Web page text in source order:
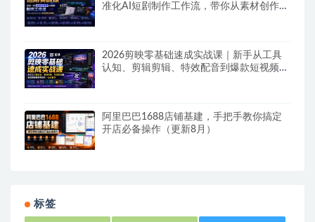
准化AI短剧制作工作流，带你从素材创作走
2026剪映零基础速成实战课｜新手从工具
认知、剪辑剪辑、特效配音到爆款短视频完
阿里巴巴1688店铺基建，手把手教你搞定
开店必备操作（更新8月）
标签